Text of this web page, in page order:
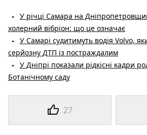
27
У річці Самара на
холерний вібріон: що це означає
У Самарі судитимуть водія Volvo,
серйозну ДТП із постраждалим
У Дніпрі показали рідкісні кадри
Ботанічному саду